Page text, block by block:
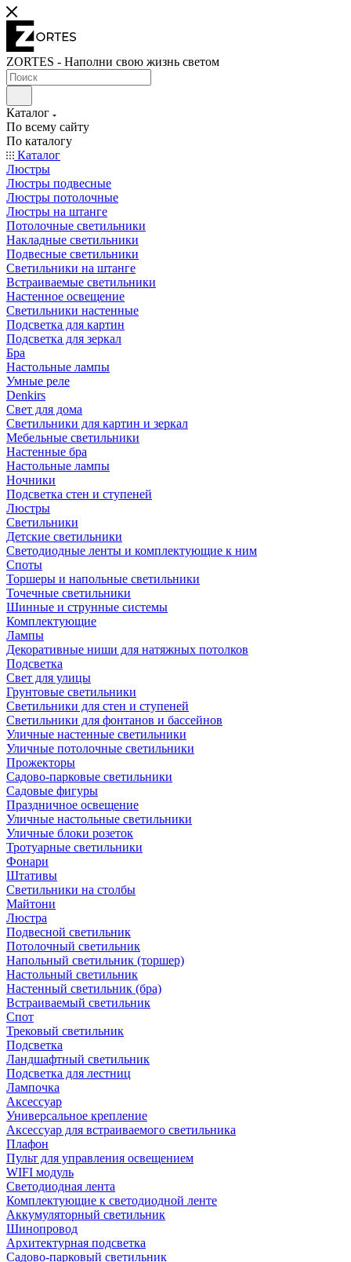
ZORTES - Наполни свою жизнь светом
Каталог
По всему сайту
По каталогу
Каталог
Люстры
Люстры подвесные
Люстры потолочные
Люстры на штанге
Потолочные светильники
Накладные светильники
Подвесные светильники
Светильники на штанге
Встраиваемые светильники
Настенное освещение
Светильники настенные
Подсветка для картин
Подсветка для зеркал
Бра
Настольные лампы
Умные реле
Denkirs
Свет для дома
Светильники для картин и зеркал
Мебельные светильники
Настенные бра
Настольные лампы
Ночники
Подсветка стен и ступеней
Люстры
Светильники
Детские светильники
Светодиодные ленты и комплектующие к ним
Споты
Торшеры и напольные светильники
Точечные светильники
Шинные и струнные системы
Комплектующие
Лампы
Декоративные ниши для натяжных потолков
Подсветка
Свет для улицы
Грунтовые светильники
Светильники для стен и ступеней
Светильники для фонтанов и бассейнов
Уличные настенные светильники
Уличные потолочные светильники
Прожекторы
Садово-парковые светильники
Садовые фигуры
Праздничное освещение
Уличные настольные светильники
Уличные блоки розеток
Тротуарные светильники
Фонари
Штативы
Светильники на столбы
Майтони
Люстра
Подвесной светильник
Потолочный светильник
Напольный светильник (торшер)
Настольный светильник
Настенный светильник (бра)
Встраиваемый светильник
Спот
Трековый светильник
Подсветка
Ландшафтный светильник
Подсветка для лестниц
Лампочка
Аксессуар
Универсальное крепление
Аксессуар для встраиваемого светильника
Плафон
Пульт для управления освещением
WIFI модуль
Светодиодная лента
Комплектующие к светодиодной ленте
Аккумуляторный светильник
Шинопровод
Архитектурная подсветка
Садово-парковый светильник